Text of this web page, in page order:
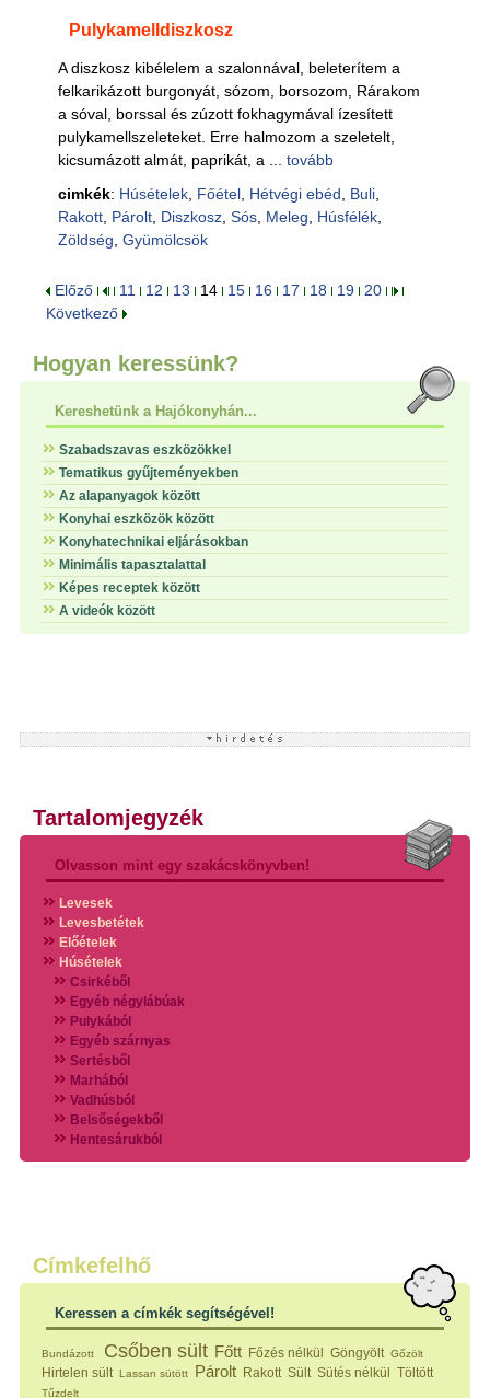
Pulykamelldiszkosz
A diszkosz kibélelem a szalonnával, beleterítem a
felkarikázott burgonyát, sózom, borsozom, Rárakom
a sóval, borssal és zúzott fokhagymával ízesített
pulykamellszeleteket. Erre halmozom a szeletelt,
kicsumázott almát, paprikát, a ... tovább
cimkék: Húsételek, Főétel, Hétvégi ebéd Buli,
Rakott, Párolt, Diszkosz, Sós, Meleg Húsfélék,
Zöldség Gyümölcsök
Előző 11 12 13 14 15 16 17 18 19
20
Következő
Hogyan keressünk?
Kereshetünk a Hajókonyhán...
Szabadszavas eszközökkel
Tematikus gyűjteményekben
Az alapanyagok között
Konyhai eszközök között
Konyhatechnikai eljárásokban
Minimális tapasztalattal
Képes receptek között
A videók között
Tartalomjegyzék
Olvasson mint egy szakácskönyvben!
Levesek
Levesbetétek
Előételek
Húsételek
Csirkéből
Egyéb négylábúak
Pulykából
Egyéb szárnyas
Sertésből
Marhából
Vadhúsból
Belsőségekből
Hentesárukból
Vadszárnyasokból
Köretek
Klasszikus főzelékek
Zöldséges ételek
Hidegkonyhai készítmények
Főtt tészták
Címkefelhő
Keressen a címkék segítségével!
Bundázott Csőben sült Főtt Főzés nélkül Göngyölt Gőzölt
Hirtelen sült Lassan sütött Párolt Rakott Sült Sütés nélkül Töltött
Tűzdelt